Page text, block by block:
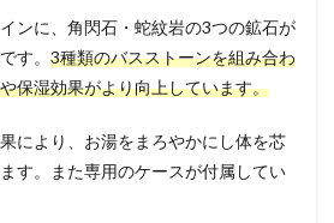
ンに、角閃石・蛇紋岩の3つの鉱石が
す。 3種類のバスストーンを組み合わ
保湿効果がより向上しています。
により、お湯をまろやかにし体を芯
す。また専用のケースが付属してい